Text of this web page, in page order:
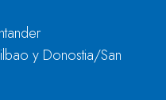
y Donostia/San